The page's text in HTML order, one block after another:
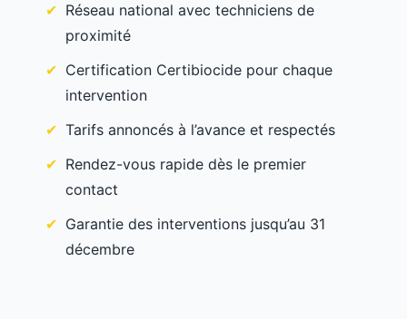
Réseau national avec techniciens de
proximité
Certification Certibiocide pour chaque
intervention
Tarifs annoncés à l’avance et respectés
Rendez-vous rapide dès le premier
contact
Garantie des interventions jusqu’au 31
décembre